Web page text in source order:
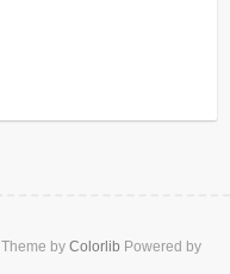
. Theme by Colorlib Powered by